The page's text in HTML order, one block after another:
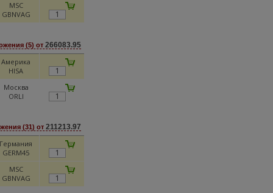
MSC
GBNVAG
(5) от 266083.95
Америка
HISA
Москва
ORLI
(31) от 211213.97
Германия
GERM45
MSC
GBNVAG